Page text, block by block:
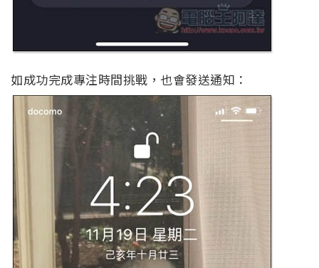
如成功完成專注時間挑戰，也會發送通知：